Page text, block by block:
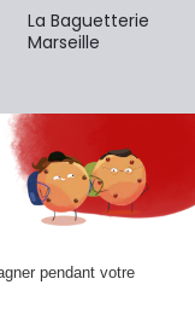
La Baguetterie
Marseille
notre